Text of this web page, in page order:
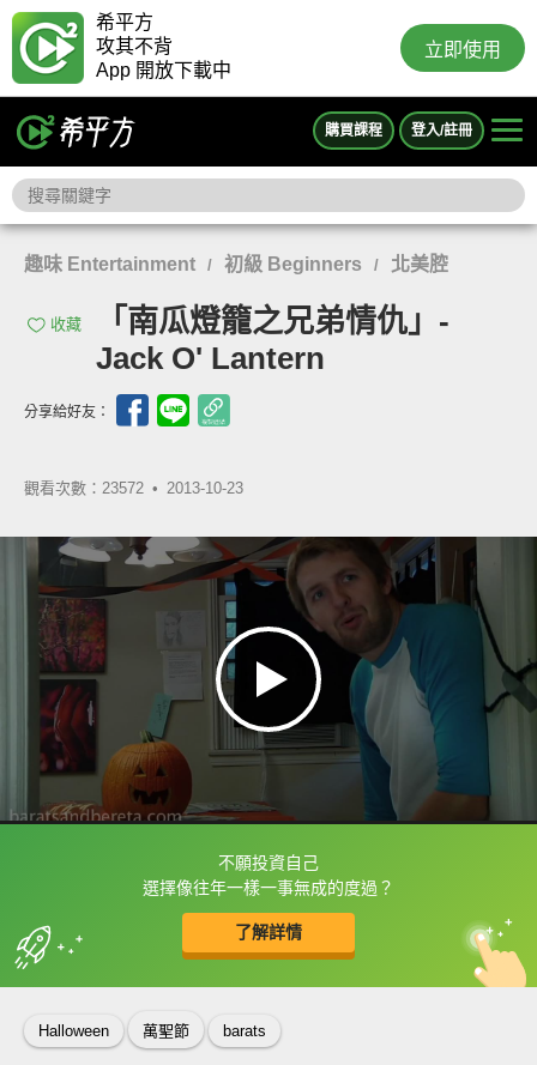
希平方
攻其不背
App 開放下載中
立即使用
購買課程 登入/註冊
趣味 Entertainment / 初級 Beginners / 北美腔
收藏
「南瓜燈籠之兄弟情仇」-
Jack O' Lantern
分享給好友：
觀看次數：23572 • 2013-10-23
不願投資自己
選擇像往年一樣一事無成的度過？
了解詳情
框選或點兩下字幕可以直接查字典喔！
收錄佳句 中
英
Halloween 萬聖節 barats